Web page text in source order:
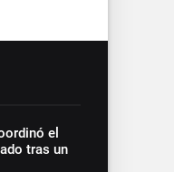
el
tras un